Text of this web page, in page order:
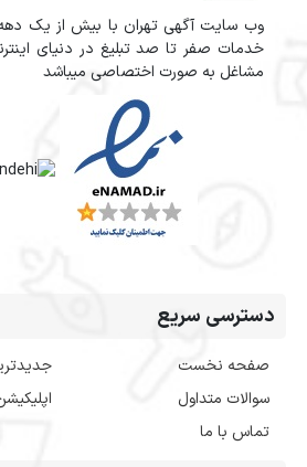
وب سایت آگهی تهران با بیش از یک دهه
خدمات صفر تا صد تبلیغ در دنیای
مشاغل به صورت اختصاصی میباشد
دسترسی سریع
صفحه نخست
سوالات متداول
تماس با ما